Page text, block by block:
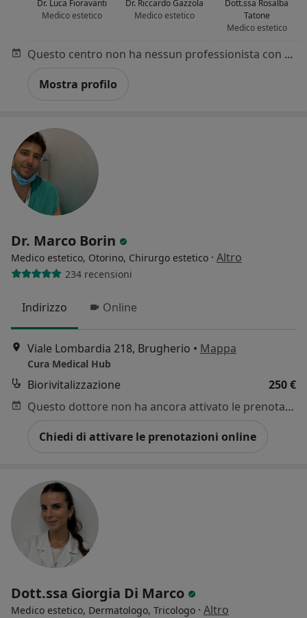
Dr. Luca Fioravanti
Medico estetico
Dr. Riccardo Gazzola
Medico estetico
Dott.ssa Rosalba
Tatone
Medico estetico
Questo centro non ha nessun professionista con date disponibili
Mostra profilo
Dr. Marco Borin
Medico estetico, Otorino, Chirurgo estetico · Altro
234 recensioni
Indirizzo Online
Viale Lombardia 218, Brugherio • Mappa
Cura Medical Hub
Biorivitalizzazione
250 €
Questo dottore non ha ancora attivato le prenotazioni online presso questo indirizzo.
Chiedi di attivare le prenotazioni online
Dott.ssa Giorgia Di Marco
Medico estetico, Dermatologo, Tricologo · Altro